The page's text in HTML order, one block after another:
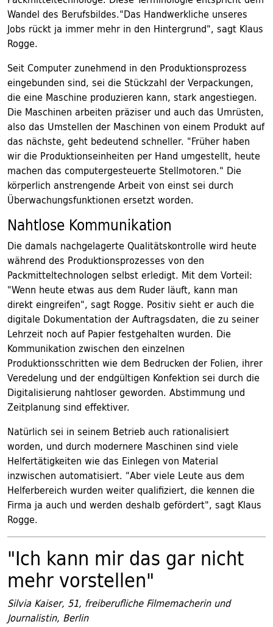
Wandel des Berufsbildes."Das Handwerkliche unseres
Jobs rückt ja immer mehr in den Hintergrund", sagt Klaus
Rogge.
Seit Computer zunehmend in den Produktionsprozess
eingebunden sind, sei die Stückzahl der Verpackungen,
die eine Maschine produzieren kann, stark angestiegen.
Die Maschinen arbeiten präziser und auch das Umrüsten,
also das Umstellen der Maschinen von einem Produkt auf
das nächste, geht bedeutend schneller. "Früher haben
wir die Produktionseinheiten per Hand umgestellt, heute
machen das computergesteuerte Stellmotoren." Die
körperlich anstrengende Arbeit von einst sei durch
Überwachungsfunktionen ersetzt worden.
Nahtlose Kommunikation
Die damals nachgelagerte Qualitätskontrolle wird heute
während des Produktionsprozesses von den
Packmitteltechnologen selbst erledigt. Mit dem Vorteil:
"Wenn heute etwas aus dem Ruder läuft, kann man
direkt eingreifen", sagt Rogge. Positiv sieht er auch die
digitale Dokumentation der Auftragsdaten, die zu seiner
Lehrzeit noch auf Papier festgehalten wurden. Die
Kommunikation zwischen den einzelnen
Produktionsschritten wie dem Bedrucken der Folien, ihrer
Veredelung und der endgültigen Konfektion sei durch die
Digitalisierung nahtloser geworden. Abstimmung und
Zeitplanung sind effektiver.
Natürlich sei in seinem Betrieb auch rationalisiert
worden, und durch modernere Maschinen sind viele
Helfertätigkeiten wie das Einlegen von Material
inzwischen automatisiert. "Aber viele Leute aus dem
Helferbereich wurden weiter qualifiziert, die kennen die
Firma ja auch und werden deshalb gefördert", sagt Klaus
Rogge.
"Ich kann mir das gar nicht
mehr vorstellen"
Silvia Kaiser, 51, freiberufliche Filmemacherin und
Journalistin, Berlin